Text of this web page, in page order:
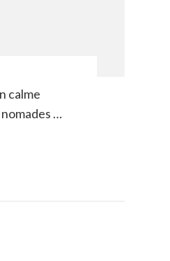
calme
…